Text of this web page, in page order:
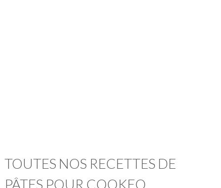
TOUTES NOS RECETTES DE
PÂTES POUR COOKEO